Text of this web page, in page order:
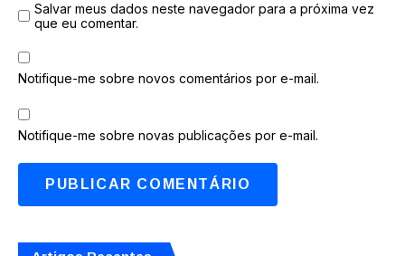
Salvar meus dados neste navegador para a próxima vez
que eu comentar.
Notifique-me sobre novos comentários por e-mail.
Notifique-me sobre novas publicações por e-mail.